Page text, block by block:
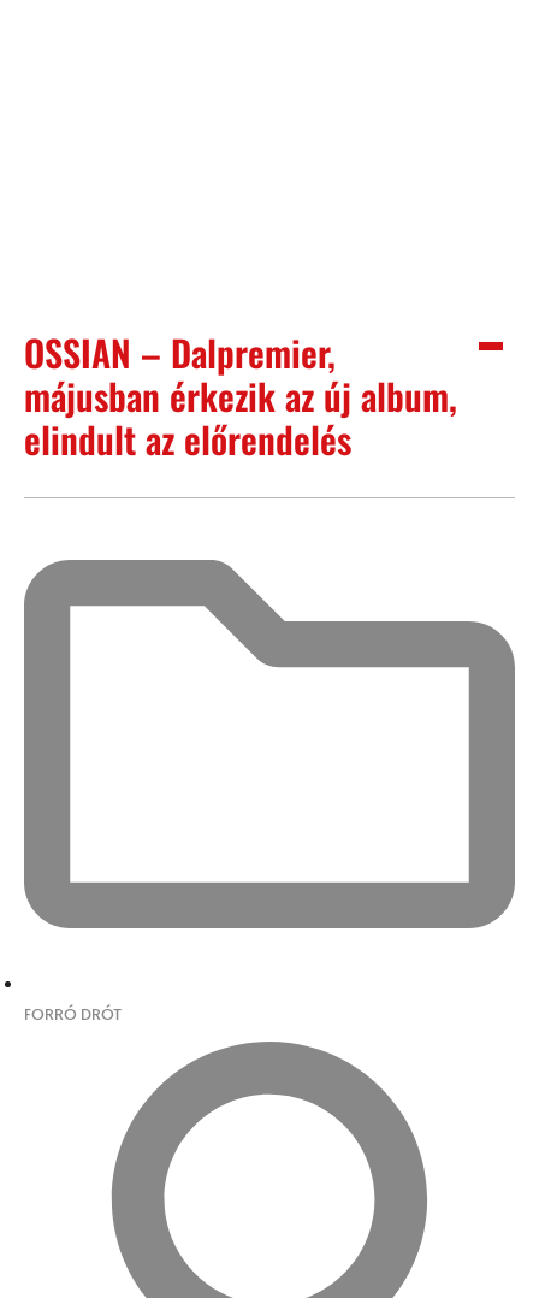
OSSIAN – Dalpremier,
májusban érkezik az új album,
elindult az előrendelés
FORRÓ DRÓT